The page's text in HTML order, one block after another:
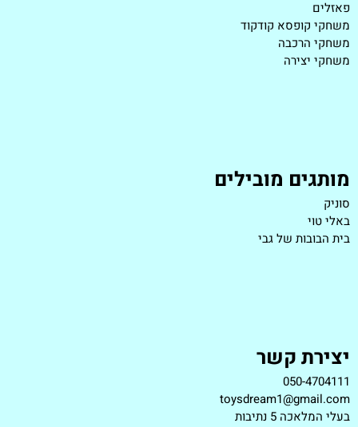
פאזלים
משחקי קופסא קודקוד
משחקי הרכבה
משחקי יצירה
מותגים מובילים
סוניק
באלי טוי
בית הבובות של גבי
יצירת קשר
050-4704111
toysdream1@gmail.com
בעלי המלאכה 5 נתיבות